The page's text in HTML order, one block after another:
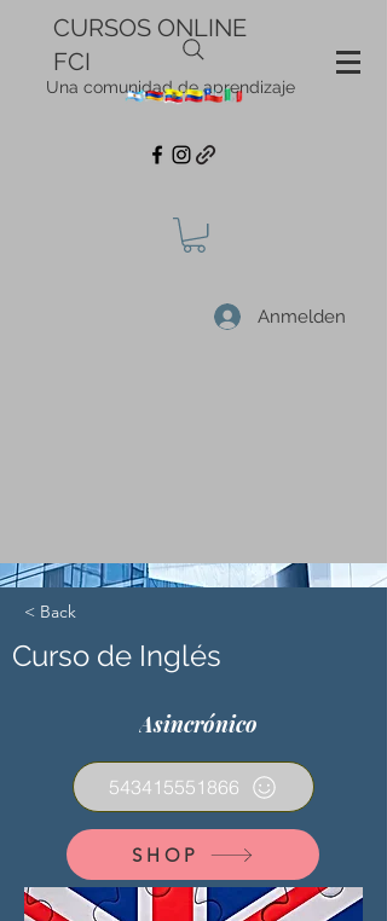
CURSOS ONLINE
FCI
Una comunidad de aprendizaje
Anmelden
< Back
Curso de Inglés
Asincrónico
543415551866
SHOP